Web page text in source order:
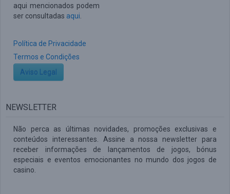
aqui mencionados podem
ser consultadas aqui
Política de Privacidade
Termos e Condições
Aviso Legal
NEWSLETTER
Não perca as últimas novidades, promoções exclusivas e
conteúdos interessantes. Assine a nossa newsletter para
receber informações de lançamentos de jogos, bónus
especiais e eventos emocionantes no mundo dos jogos de
casino.